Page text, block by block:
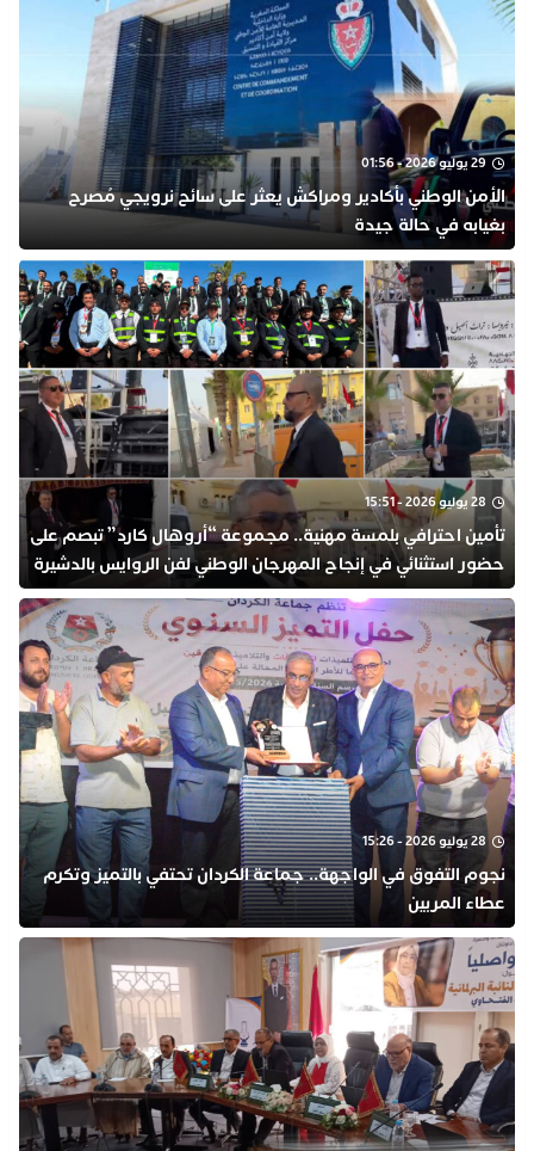
29 يوليو 2026 - 01:56
​الأمن الوطني بأكادير ومراكش يعثر على سائح نرويجي مُصرح
بغيابه في حالة جيدة
28 يوليو 2026 - 15:51
تأمين احترافي بلمسة مهنية.. مجموعة “أروهال كارد” تبصم على
حضور استثنائي في إنجاح المهرجان الوطني لفن الروايس بالدشيرة
28 يوليو 2026 - 15:26
نجوم التفوق في الواجهة.. جماعة الكردان تحتفي بالتميز وتكرم
عطاء المربين